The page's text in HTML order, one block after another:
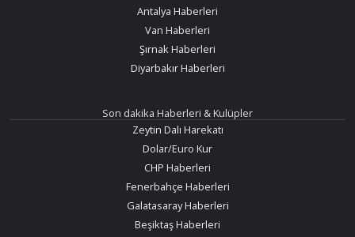
Antalya Haberleri
Van Haberleri
Şırnak Haberleri
Diyarbakır Haberleri
Son dakika Haberleri & Kulüpler
Zeytin Dalı Harekatı
Dolar/Euro Kur
CHP Haberleri
Fenerbahçe Haberleri
Galatasaray Haberleri
Beşiktaş Haberleri